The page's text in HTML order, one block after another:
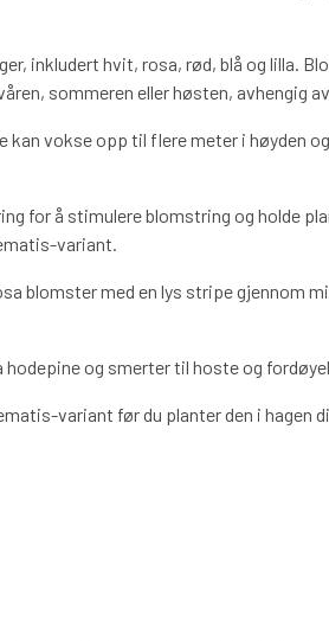
inkludert hvit, rosa, rød, blå og lilla.
sommeren eller høsten, avhengig
vokse opp til flere meter i høyden
for å stimulere blomstring og holde
variant.
blomster med en lys stripe gjennom
og smerter til hoste og
variant før du planter den i hagen